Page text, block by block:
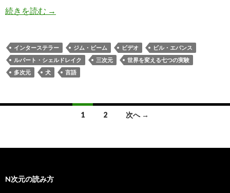
続きを読む 受け入れたつもりになる
→
インターステラー ジム・ビーム ビデオ
ビル・エバンス
ルパート・シェルドレイク
三次元
世界を変える七つの実験
多次元
犬 言語
1 2 次へ →
N次元の読み方